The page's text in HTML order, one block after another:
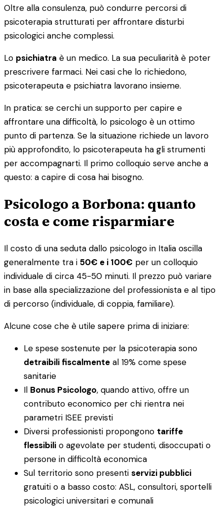
Oltre alla consulenza, può condurre percorsi di
psicoterapia strutturati per affrontare disturbi
psicologici anche complessi.
Lo psichiatra è un medico. La sua peculiarità è poter
prescrivere farmaci. Nei casi che lo richiedono,
psicoterapeuta e psichiatra lavorano insieme.
In pratica: se cerchi un supporto per capire e
affrontare una difficoltà, lo psicologo è un ottimo
punto di partenza. Se la situazione richiede un lavoro
più approfondito, lo psicoterapeuta ha gli strumenti
per accompagnarti. Il primo colloquio serve anche a
questo: a capire di cosa hai bisogno.
Psicologo a Borbona: quanto
costa e come risparmiare
Il costo di una seduta dallo psicologo in Italia oscilla
generalmente tra i 50€ e i 100€ per un colloquio
individuale di circa 45-50 minuti. Il prezzo può variare
in base alla specializzazione del professionista e al tipo
di percorso (individuale, di coppia, familiare).
Alcune cose che è utile sapere prima di iniziare:
Le spese sostenute per la psicoterapia sono
detraibili fiscalmente al 19% come spese
sanitarie
Il Bonus Psicologo, quando attivo, offre un
contributo economico per chi rientra nei
parametri ISEE previsti
Diversi professionisti propongono tariffe
flessibili o agevolate per studenti, disoccupati o
persone in difficoltà economica
Sul territorio sono presenti servizi pubblici
gratuiti o a basso costo: ASL, consultori, sportelli
psicologici universitari e comunali